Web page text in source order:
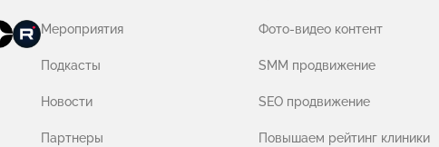
Мероприятия
Подкасты
Новости
Партнеры
Фото-видео контент
SMM продвижение
SEO продвижение
Повышаем рейтинг клиники